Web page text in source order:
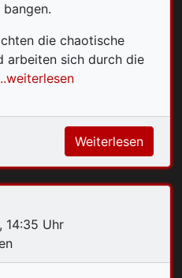
die chaotische
arbeiten sich durch die
Weiterlesen
14:35 Uhr